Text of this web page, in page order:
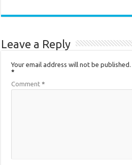
Leave a Reply
Your email address will not be published.
*
Comment*